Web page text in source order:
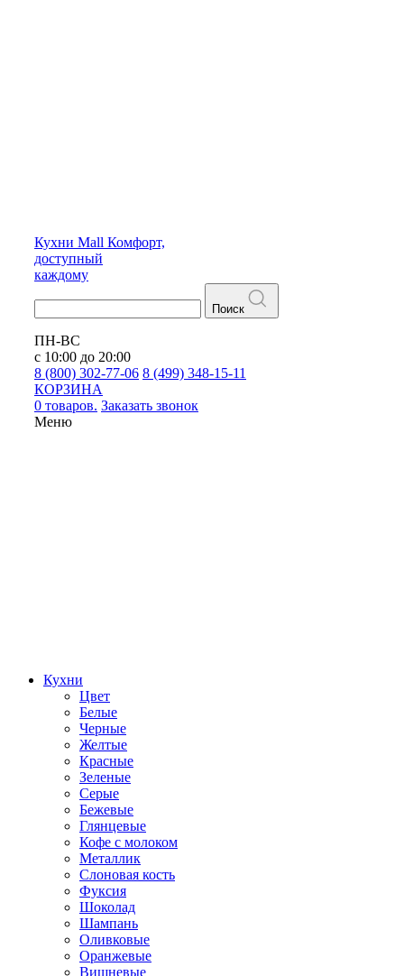
Кухни Mall Комфорт,
доступный
каждому
Поиск
ПН-ВС
с 10:00 до 20:00
8 (800) 302-77-06 8 (499) 348-15-11
КОРЗИНА
0 товаров. Заказать звонок
Меню
Кухни
Цвет
Белые
Черные
Желтые
Красные
Зеленые
Серые
Бежевые
Глянцевые
Кофе с молоком
Металлик
Слоновая кость
Фуксия
Шоколад
Шампань
Оливковые
Оранжевые
Вишневые